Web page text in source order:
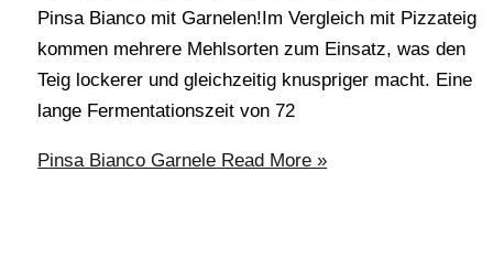
Pinsa Bianco mit Garnelen!Im Vergleich mit Pizzateig
kommen mehrere Mehlsorten zum Einsatz, was den
Teig lockerer und gleichzeitig knuspriger macht. Eine
lange Fermentationszeit von 72
Pinsa Bianco Garnele Read More »